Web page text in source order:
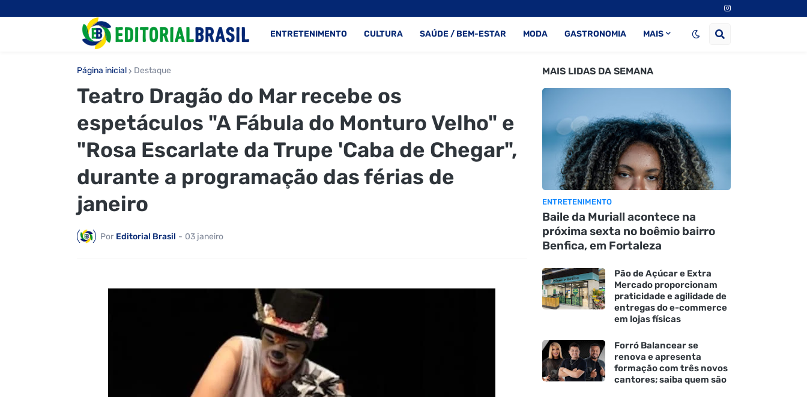
ENTRETENIMENTO CULTURA SAÚDE / BEM-ESTAR MODA GASTRONOMIA MAIS
Página inicial Destaque
Teatro Dragão do Mar recebe os
espetáculos "A Fábula do Monturo Velho" e
"Rosa Escarlate da Trupe 'Caba de Chegar",
durante a programação das férias de
janeiro
Por Editorial Brasil - 03 janeiro
MAIS LIDAS DA SEMANA
ENTRETENIMENTO
Baile da Muriall acontece na
próxima sexta no boêmio bairro
Benfica, em Fortaleza
Pão de Açúcar e Extra
Mercado proporcionam
praticidade e agilidade de
entregas do e-commerce
em lojas físicas
Forró Balancear se
renova e apresenta
formação com três novos
cantores; saiba quem são